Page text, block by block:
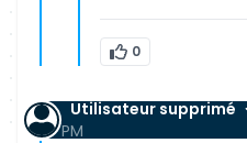
0
Utilisateur supprimé
PM